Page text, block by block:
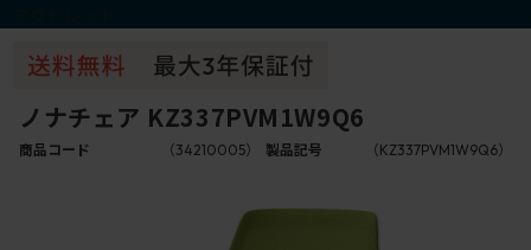
ノナチェア KZ337PVM1W9Q6
商品コード （34210005） 製品記号 （KZ337PVM1W9Q6）